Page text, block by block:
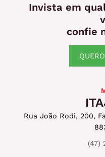
Invista em
confie
Rua João Rodi, 200,
(47)